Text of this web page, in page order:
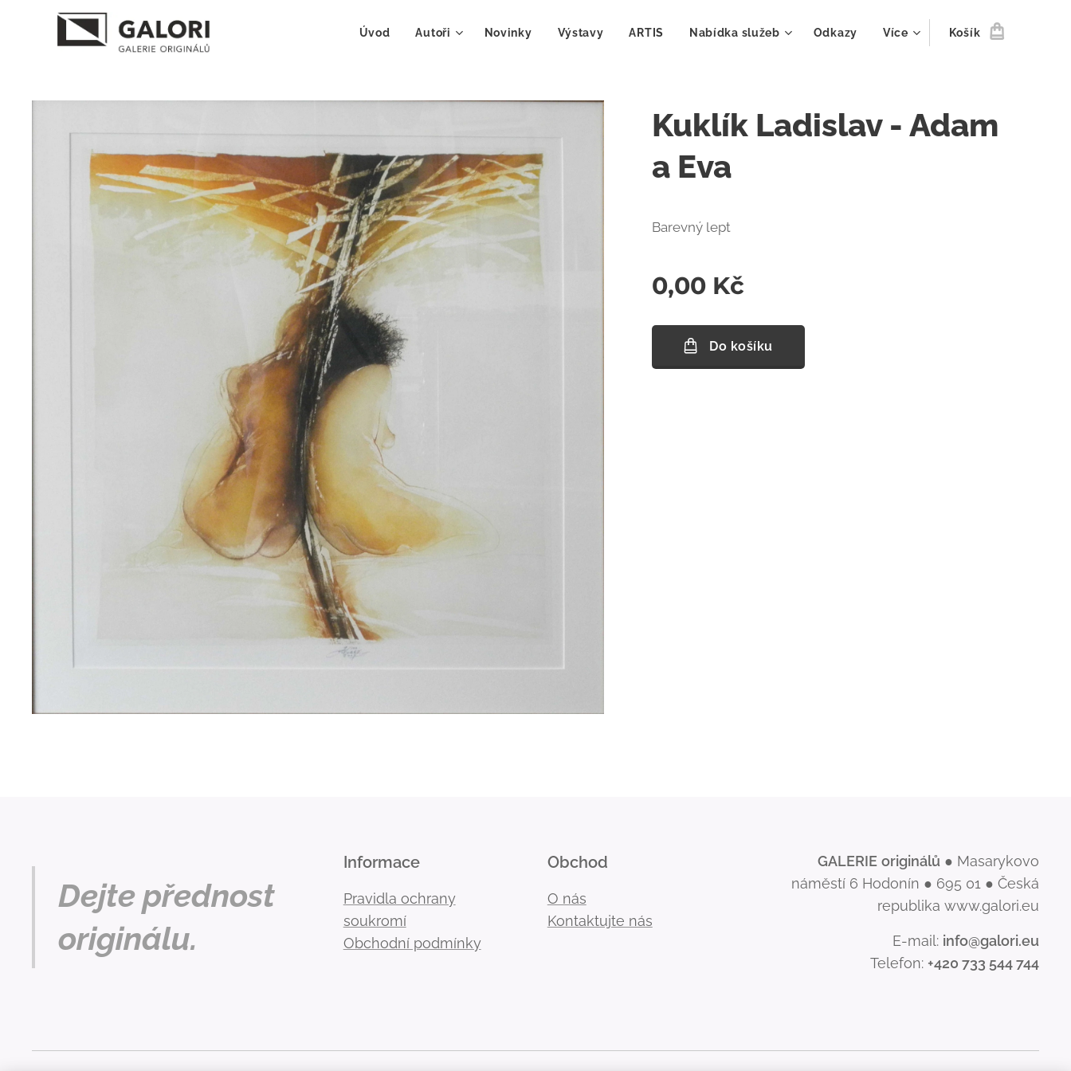
Úvod Autoři Novinky Výstavy ARTIS Nabídka služeb Odkazy Více Košík
Kuklík Ladislav - Adam
a Eva
Barevný lept
0,00 Kč
Do košíku
Dejte přednost
originálu.
Informace
Pravidla ochrany
soukromí
Obchodní podmínky
Obchod
O nás
Kontaktujte nás
GALERIE originálů ● Masarykovo
náměstí 6 Hodonín ● 695 01 ● Česká
republika www.galori.eu
E-mail: info@galori.eu
Telefon: +420 733 544 744